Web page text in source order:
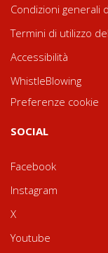
Condizioni generali
Termini di utilizzo
Accessibilità
WhistleBlowing
Preferenze cookie
SOCIAL
Facebook
Instagram
X
Youtube